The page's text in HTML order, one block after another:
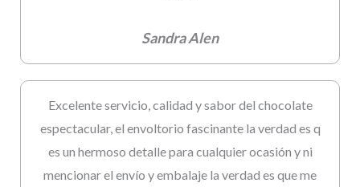
Sandra Alen
Excelente servicio, calidad y sabor del chocolate
espectacular, el envoltorio fascinante la verdad es q
es un hermoso detalle para cualquier ocasión y ni
mencionar el envío y embalaje la verdad es que me